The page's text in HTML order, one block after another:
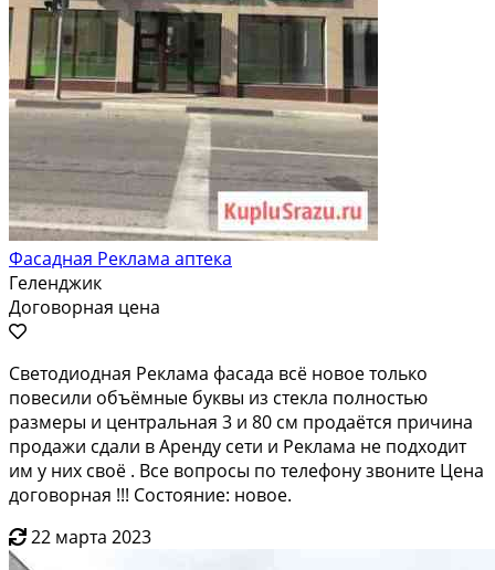
Фасадная Реклама аптека
Геленджик
Договорная цена
Светодиодная Реклама фасада всё новое только
повесили объёмные буквы из стекла полностью
размеры и центральная 3 и 80 см продаётся причина
продажи сдали в Аренду сети и Реклама не подходит
им у них своё . Все вопросы по телефону звоните Цена
договорная !!! Состояние: новое.
22 марта 2023